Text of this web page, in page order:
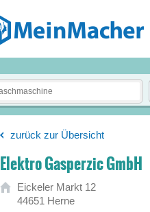
zurück zur Übersicht
Elektro Gasperzic GmbH
Eickeler Markt 12
44651 Herne